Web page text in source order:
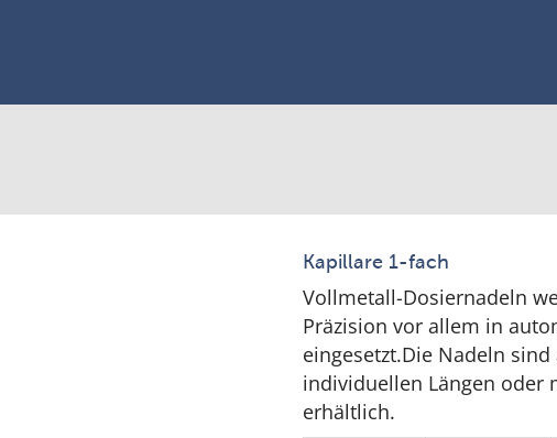
Kapillare 1-fach
Vollmetall-Dosiernadeln
Präzision vor allem in
eingesetzt.Die Nadeln
individuellen Längen oder
erhältlich.